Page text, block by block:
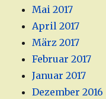
Mai 2017
April 2017
März 2017
Februar 2017
Januar 2017
Dezember 2016